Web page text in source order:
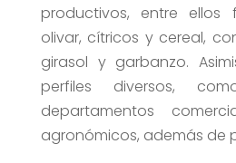
productivos, entre ellos
olivar, cítricos y cereal,
girasol y garbanzo.
perfiles diversos,
departamentos
agronómicos, además de